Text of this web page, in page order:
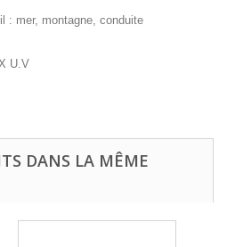
: mer, montagne, conduite
U.V
DANS LA MÊME